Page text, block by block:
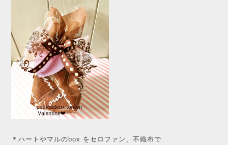
＊ハートやマルのbox をセロファン、不織布で